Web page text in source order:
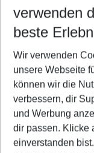
Wähle deinen
2 Erwachsene
verwenden
beste
Wir verwenden
unsere Webseite
können wir die
verbessern, dir
und Werbung
dir passen. Klicke
einverstanden